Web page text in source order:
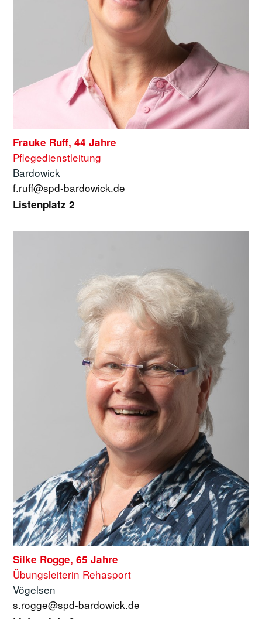
Frauke Ruff, 44 Jahre
Pflegedienstleitung
Bardowick
f.ruff@spd-bardowick.de
Listenplatz 2
Silke Rogge, 65 Jahre
Übungsleiterin Rehasport
Vögelsen
s.rogge@spd-bardowick.de